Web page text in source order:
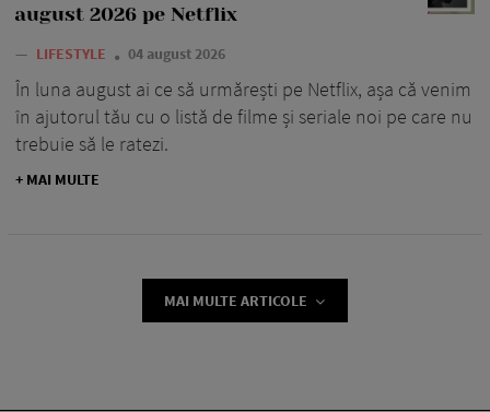
august 2026 pe Netflix
— LIFESTYLE 04 august 2026
În luna august ai ce să urmărești pe Netflix, așa că venim
în ajutorul tău cu o listă de filme și seriale noi pe care nu
trebuie să le ratezi.
+ MAI MULTE
MAI MULTE ARTICOLE